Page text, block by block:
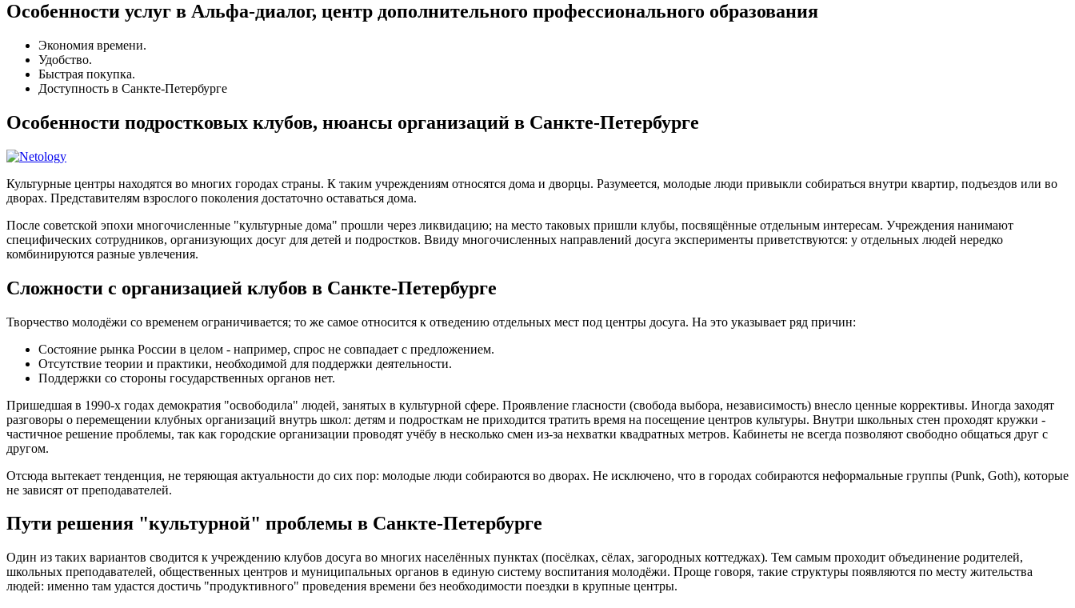
Особенности услуг в Альфа-диалог, центр дополнительного профессионального образования
Экономия времени.
Удобство.
Быстрая покупка.
Доступность в Санкте-Петербурге
Особенности подростковых клубов, нюансы организаций в Санкте-Петербурге
Культурные центры находятся во многих городах страны. К таким учреждениям относятся дома и дворцы. Разумеется, молодые люди привыкли собираться внутри квартир, подъездов или во
дворах. Представителям взрослого поколения достаточно оставаться дома.
После советской эпохи многочисленные "культурные дома" прошли через ликвидацию; на место таковых пришли клубы, посвящённые отдельным интересам. Учреждения нанимают
специфических сотрудников, организующих досуг для детей и подростков. Ввиду многочисленных направлений досуга эксперименты приветствуются: у отдельных людей нередко
комбинируются разные увлечения.
Сложности с организацией клубов в Санкте-Петербурге
Творчество молодёжи со временем ограничивается; то же самое относится к отведению отдельных мест под центры досуга. На это указывает ряд причин:
Состояние рынка России в целом - например, спрос не совпадает с предложением.
Отсутствие теории и практики, необходимой для поддержки деятельности.
Поддержки со стороны государственных органов нет.
Пришедшая в 1990-х годах демократия "освободила" людей, занятых в культурной сфере. Проявление гласности (свобода выбора, независимость) внесло ценные коррективы. Иногда заходят
разговоры о перемещении клубных организаций внутрь школ: детям и подросткам не приходится тратить время на посещение центров культуры. Внутри школьных стен проходят кружки -
частичное решение проблемы, так как городские организации проводят учёбу в несколько смен из-за нехватки квадратных метров. Кабинеты не всегда позволяют свободно общаться друг с
другом.
Отсюда вытекает тенденция, не теряющая актуальности до сих пор: молодые люди собираются во дворах. Не исключено, что в городах собираются неформальные группы (Punk, Goth), которые
не зависят от преподавателей.
Пути решения "культурной" проблемы в Санкте-Петербурге
Один из таких вариантов сводится к учреждению клубов досуга во многих населённых пунктах (посёлках, сёлах, загородных коттеджах). Тем самым проходит объединение родителей,
школьных преподавателей, общественных центров и муниципальных органов в единую систему воспитания молодёжи. Проще говоря, такие структуры появляются по месту жительства
людей: именно там удастся достичь "продуктивного" проведения времени без необходимости поездки в крупные центры.